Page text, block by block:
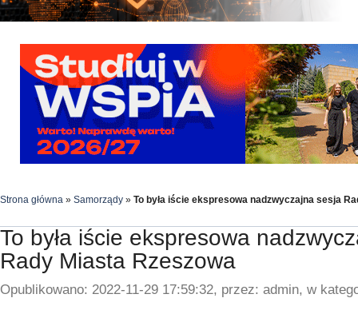
Strona główna » Samorządy » To była iście ekspresowa nadzwyczajna sesja
To była iście ekspresowa
Rady Miasta Rzeszowa
Opublikowano: 2022-11-29 17:59:32, przez: admin, w